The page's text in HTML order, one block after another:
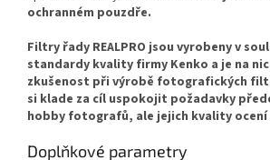
ochranném pouzdře.
Filtry řady REALPRO jsou vyrobeny v
standardy kvality firmy Kenko a je na
zkušenost při výrobě fotografických
si klade za cíl uspokojit požadavky
hobby fotografů, ale jejich kvality
Doplňkové parametry